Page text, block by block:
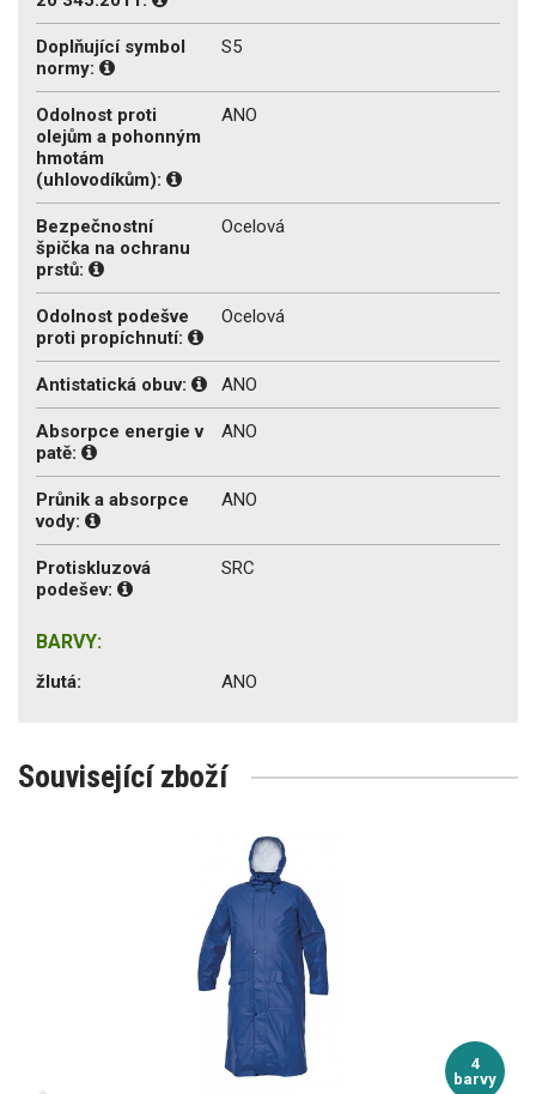
Doplňující symbol
normy:
S5
Odolnost proti
olejům a pohonným
hmotám
(uhlovodíkům):
ANO
Bezpečnostní
špička na ochranu
prstů:
Ocelová
Odolnost podešve
proti propíchnutí:
Ocelová
Antistatická obuv: ANO
Absorpce energie v
patě:
ANO
Průnik a absorpce
vody:
ANO
Protiskluzová
podešev:
SRC
BARVY:
žlutá: ANO
Související zboží
4
barvy